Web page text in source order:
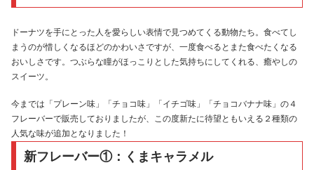
ドーナツを手にとった人を愛らしい表情で見つめてくる動物たち。食べてし
まうのが惜しくなるほどのかわいさですが、一度食べるとまた食べたくなる
おいしさです。つぶらな瞳がほっこりとした気持ちにしてくれる、癒やしの
スイーツ。
今までは「プレーン味」「チョコ味」「イチゴ味」「チョコバナナ味」の４
フレーバーで販売しておりましたが、この度新たに待望ともいえる２種類の
人気な味が追加となりました！
新フレーバー①：くまキャラメル